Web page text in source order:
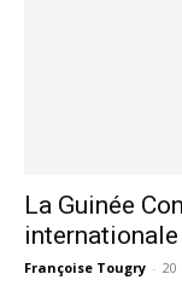
La Guinée
Françoise Tougry - 20